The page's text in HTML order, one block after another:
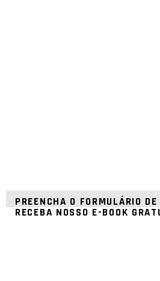
PREENCHA O FORMULÁRIO
RECEBA NOSSO E-BOOK